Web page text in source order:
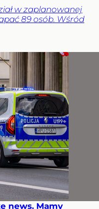
w zaplanowanej
89 osób. Wśród
news. Mamy